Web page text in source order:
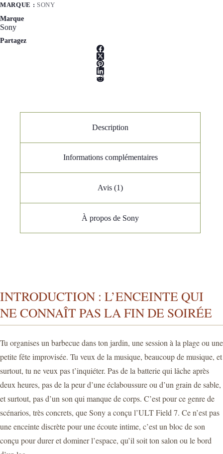
MARQUE : SONY
Marque
Sony
Partagez
Description
Informations complémentaires
Avis (1)
À propos de Sony
INTRODUCTION : L’ENCEINTE QUI
NE CONNAÎT PAS LA FIN DE SOIRÉE
Tu organises un barbecue dans ton jardin, une session à la plage ou une
petite fête improvisée. Tu veux de la musique, beaucoup de musique, et
surtout, tu ne veux pas t’inquiéter. Pas de la batterie qui lâche après
deux heures, pas de la peur d’une éclaboussure ou d’un grain de sable,
et surtout, pas d’un son qui manque de corps. C’est pour ce genre de
scénarios, très concrets, que Sony a conçu l’ULT Field 7. Ce n’est pas
une enceinte discrète pour une écoute intime, c’est un bloc de son
conçu pour durer et dominer l’espace, qu’il soit ton salon ou le bord